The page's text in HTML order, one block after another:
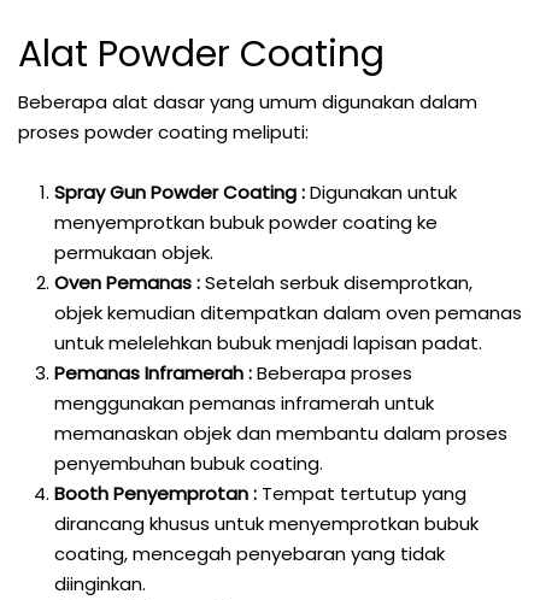
Alat Powder Coating
Beberapa alat dasar yang umum digunakan dalam
proses powder coating meliputi:
Spray Gun Powder Coating :Digunakan untuk
menyemprotkan bubuk powder coating ke
permukaan objek.
Oven Pemanas :Setelah serbuk disemprotkan,
objek kemudian ditempatkan dalam oven pemanas
untuk melelehkan bubuk menjadi lapisan padat.
Pemanas Inframerah :Beberapa proses
menggunakan pemanas inframerah untuk
memanaskan objek dan membantu dalam proses
penyembuhan bubuk coating.
Booth Penyemprotan : Tempat tertutup yang
dirancang khusus untuk menyemprotkan bubuk
coating, mencegah penyebaran yang tidak
diinginkan.